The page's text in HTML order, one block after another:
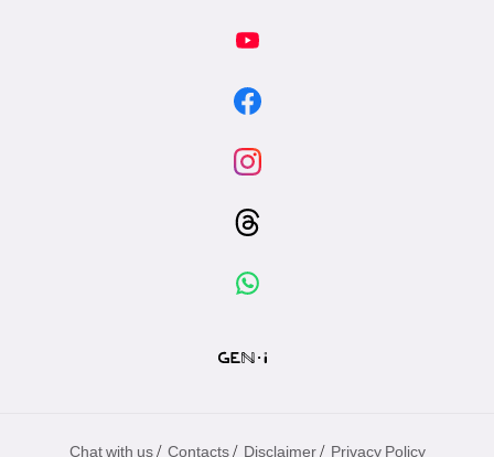
Chat with us / Contacts / Disclaimer / Privacy Policy